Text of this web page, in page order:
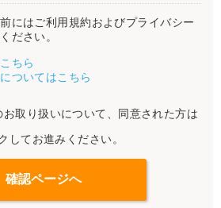
にはご利用規約およびプライバシー
ださい。
ちら
ついてはこちら
取り扱いについて、同意された方は
してお進みください。